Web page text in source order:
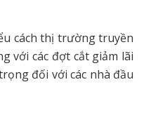
cách thị trường truyền
với các đợt cắt giảm lãi
đối với các nhà đầu